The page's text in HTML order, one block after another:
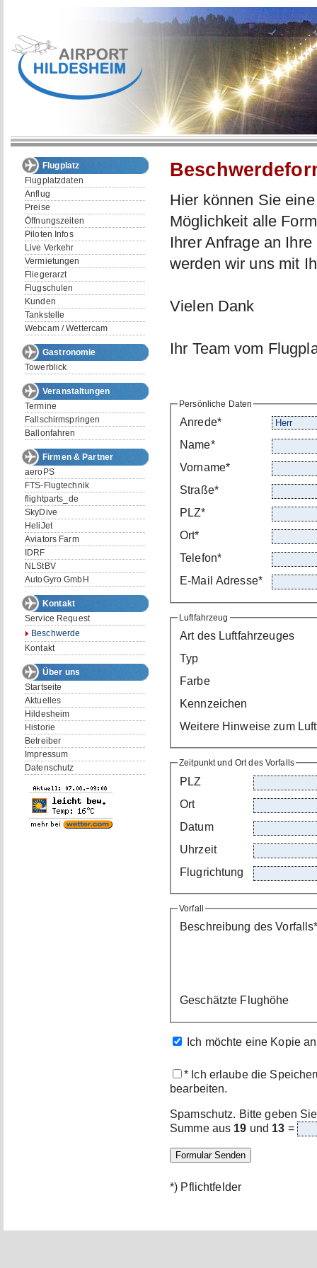
Flugplatz
Flugplatzdaten
Anflug
Preise
Öffnungszeiten
Piloten Infos
Live Verkehr
Vermietungen
Fliegerarzt
Flugschulen
Kunden
Tankstelle
Webcam / Wettercam
Gastronomie
Towerblick
Veranstaltungen
Termine
Fallschirmspringen
Ballonfahren
Firmen & Partner
aeroPS
FTS-Flugtechnik
flightparts_de
SkyDive
HeliJet
Aviators Farm
IDRF
NLStBV
AutoGyro GmbH
Kontakt
Service Request
Beschwerde
Kontakt
Über uns
Startseite
Aktuelles
Hildesheim
Historie
Betreiber
Impressum
Datenschutz
Hier können Sie
Möglichkeit alle
Ihrer Anfrage an
werden wir uns mit
Vielen Dank
Ihr Team vom
Persönliche Daten
Anrede*
Name*
Vorname*
Straße*
PLZ*
Ort*
Telefon*
E-Mail Adresse*
Luftfahrzeug
Art des Luftfahrzeuges
Typ
Farbe
Kennzeichen
Weitere Hinweise zum
Zeitpunkt und Ort des Vorfalls
PLZ
Ort
Datum
Uhrzeit
Flugrichtung
Vorfall
Beschreibung des
Geschätzte Flughöhe
Ich möchte eine Kopie
* Ich erlaube die
bearbeiten.
Spamschutz. Bitte geben
Summe aus 19 und 13 =
*) Pflichtfelder